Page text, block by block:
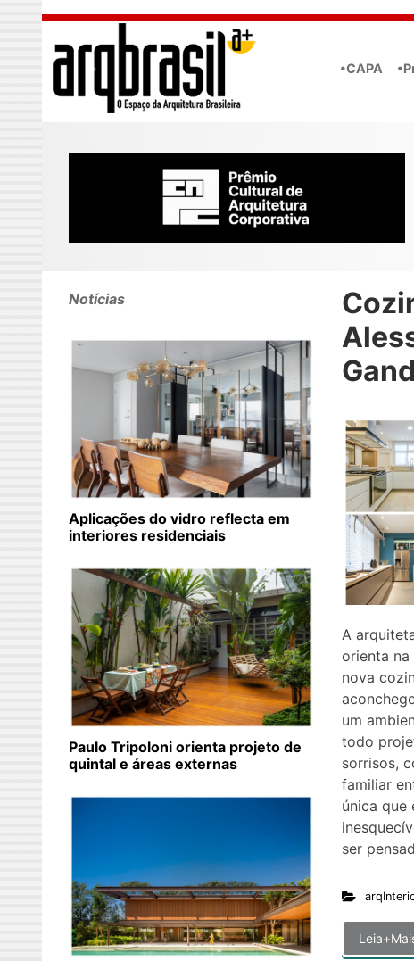
Skip to main content
•CAPA
A
orienta
nova
um
todo
sorrisos,
familiar
única que
ser
Notícias
Aplicações do vidro reflecta em
interiores residenciais
Paulo Tripoloni orienta projeto de
quintal e áreas externas